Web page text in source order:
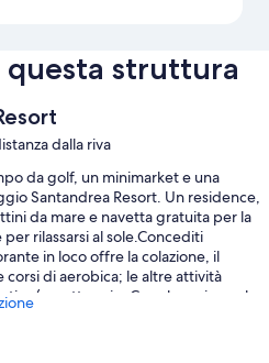
struttura
dalla riva
da golf, un minimarket e una
Santandrea Resort. Un residence,
da mare e navetta gratuita per la
rilassarsi al sole.Concediti
in loco offre la colazione, il
corsi di aerobica; le altre attività
canottaggio. Con shopping sul